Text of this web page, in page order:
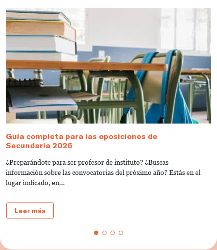
Guía completa para las oposiciones de
Secundaria 2026
¿Preparándote para ser profesor de instituto? ¿Buscas
información sobre las convocatorias del próximo año? Estás en el
lugar indicado, en...
Leer más